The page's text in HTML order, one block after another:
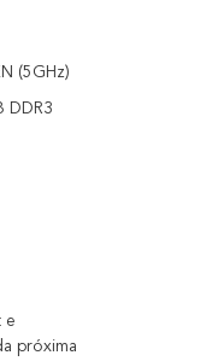
(5GHz)
DDR3
e
próxima